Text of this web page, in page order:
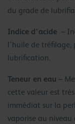
du grade de
Indice d’acide –
l’huile de
lubrification.
Teneur en eau –
cette valeur est
immédiat sur la
vaporise au niveau